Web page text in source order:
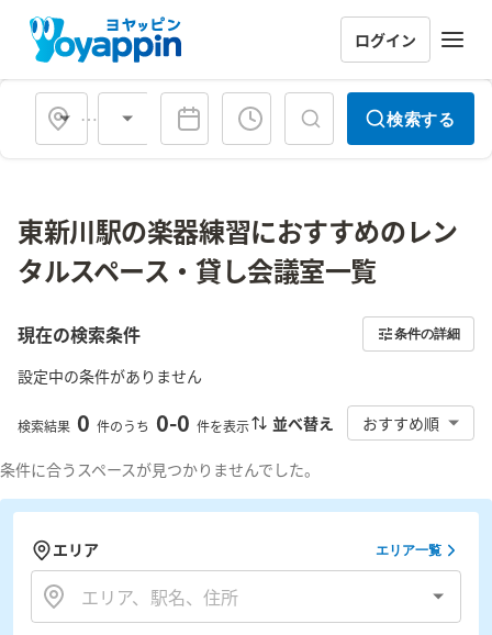
ログイン
会場タイプ 検索する
東新川駅の楽器練習におすすめのレン
タルスペース・貸し会議室一覧
現在の検索条件 条件の詳細
設定中の条件がありません
検索結果 0 件のうち 0-0 件を表示 並べ替え おすすめ順
条件に合うスペースが見つかりませんでした。
エリア エリア一覧